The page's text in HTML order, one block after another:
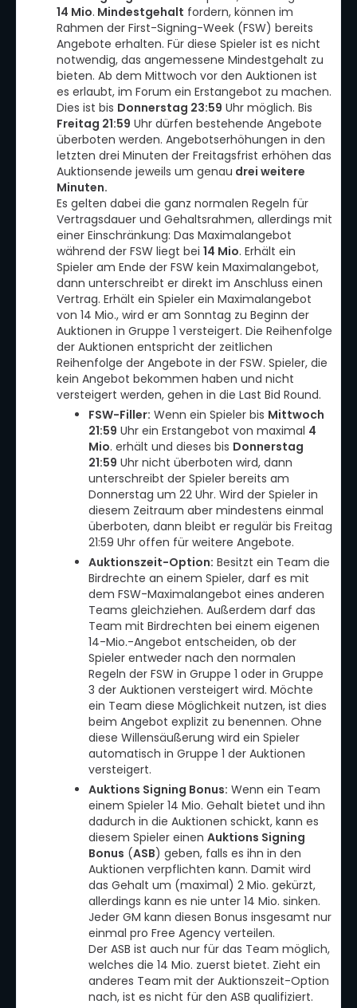
14 Mio. Mindestgehalt fordern, können im
Rahmen der First-Signing-Week (FSW) bereits
Angebote erhalten. Für diese Spieler ist es nicht
notwendig, das angemessene Mindestgehalt zu
bieten. Ab dem Mittwoch vor den Auktionen ist
es erlaubt, im Forum ein Erstangebot zu machen.
Dies ist bis Donnerstag 23:59 Uhr möglich. Bis
Freitag 21:59 Uhr dürfen bestehende Angebote
überboten werden. Angebotserhöhungen in den
letzten drei Minuten der Freitagsfrist erhöhen das
Auktionsende jeweils um genau drei weitere
Minuten.
Es gelten dabei die ganz normalen Regeln für
Vertragsdauer und Gehaltsrahmen, allerdings mit
einer Einschränkung: Das Maximalangebot
während der FSW liegt bei 14 Mio. Erhält ein
Spieler am Ende der FSW kein Maximalangebot,
dann unterschreibt er direkt im Anschluss einen
Vertrag. Erhält ein Spieler ein Maximalangebot
von 14 Mio., wird er am Sonntag zu Beginn der
Auktionen in Gruppe 1 versteigert. Die Reihenfolge
der Auktionen entspricht der zeitlichen
Reihenfolge der Angebote in der FSW. Spieler, die
kein Angebot bekommen haben und nicht
versteigert werden, gehen in die Last Bid Round.
FSW-Filler: Wenn ein Spieler bis Mittwoch
21:59 Uhr ein Erstangebot von maximal 4
Mio. erhält und dieses bis Donnerstag
21:59 Uhr nicht überboten wird, dann
unterschreibt der Spieler bereits am
Donnerstag um 22 Uhr. Wird der Spieler in
diesem Zeitraum aber mindestens einmal
überboten, dann bleibt er regulär bis Freitag
21:59 Uhr offen für weitere Angebote.
Auktionszeit-Option: Besitzt ein Team die
Birdrechte an einem Spieler, darf es mit
dem FSW-Maximalangebot eines anderen
Teams gleichziehen. Außerdem darf das
Team mit Birdrechten bei einem eigenen
14-Mio.-Angebot entscheiden, ob der
Spieler entweder nach den normalen
Regeln der FSW in Gruppe 1 oder in Gruppe
3 der Auktionen versteigert wird. Möchte
ein Team diese Möglichkeit nutzen, ist dies
beim Angebot explizit zu benennen. Ohne
diese Willensäußerung wird ein Spieler
automatisch in Gruppe 1 der Auktionen
versteigert.
Auktions Signing Bonus: Wenn ein Team
einem Spieler 14 Mio. Gehalt bietet und ihn
dadurch in die Auktionen schickt, kann es
diesem Spieler einen Auktions Signing
Bonus (ASB) geben, falls es ihn in den
Auktionen verpflichten kann. Damit wird
das Gehalt um (maximal) 2 Mio. gekürzt,
allerdings kann es nie unter 14 Mio. sinken.
Jeder GM kann diesen Bonus insgesamt nur
einmal pro Free Agency verteilen.
Der ASB ist auch nur für das Team möglich,
welches die 14 Mio. zuerst bietet. Zieht ein
anderes Team mit der Auktionszeit-Option
nach, ist es nicht für den ASB qualifiziert.